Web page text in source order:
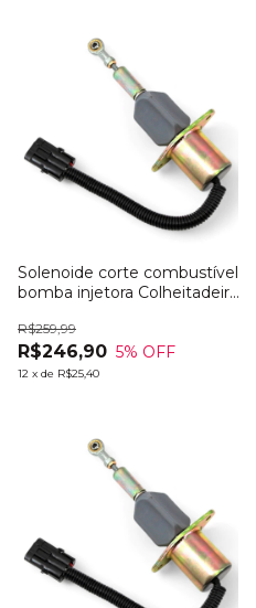
Solenoide corte combustível
bomba injetora Colheitadeira
R$246,90
R$259,99
5% OFF
12 x de R$25,40